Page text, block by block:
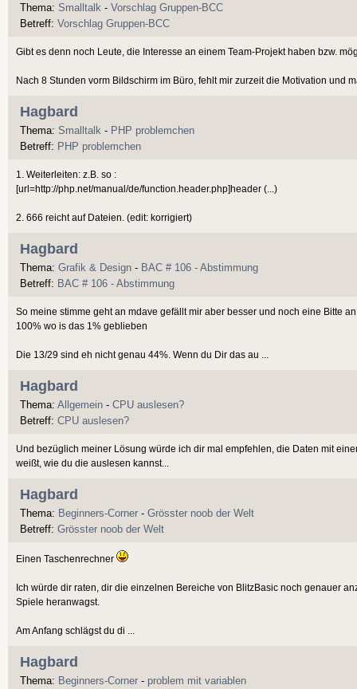
Thema: Smalltalk - Vorschlag Gruppen-BCC
Betreff: Vorschlag Gruppen-BCC
Gibt es denn noch Leute, die Interesse an einem Team-Projekt haben bzw.
Nach 8 Stunden vorm Bildschirm im Büro, fehlt mir zurzeit die Motivation und
Hagbard
Thema: Smalltalk - PHP problemchen
Betreff: PHP problemchen
1. Weiterleiten: z.B. so :
[url=http://php.net/manual/de/function.header.php]header (...)
2. 666 reicht auf Dateien. (edit: korrigiert)
Hagbard
Thema: Grafik & Design - BAC # 106 - Abstimmung
Betreff: BAC # 106 - Abstimmung
So meine stimme geht an mdave gefällt mir aber besser und noch eine Bitte
100% wo is das 1% geblieben
Die 13/29 sind eh nicht genau 44%. Wenn du Dir das au ...
Hagbard
Thema: Allgemein - CPU auslesen?
Betreff: CPU auslesen?
Und bezüglich meiner Lösung würde ich dir mal empfehlen, die Daten mit
weißt, wie du die auslesen kannst...
Hagbard
Thema: Beginners-Corner - Grösster noob der Welt
Betreff: Grösster noob der Welt
Einen Taschenrechner
Ich würde dir raten, dir die einzelnen Bereiche von BlitzBasic noch genauer
Spiele heranwagst.
Am Anfang schlägst du di ...
Hagbard
Thema: Beginners-Corner - problem mit variablen